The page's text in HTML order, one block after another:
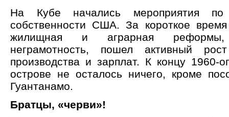
На Кубе начались мероприятия по
собственности США. За короткое
жилищная и аграрная реформы,
неграмотность, пошел активный
производства и зарплат. К концу 1960-
острове не осталось ничего, кроме
Гуантанамо.
Братцы, «черви»!